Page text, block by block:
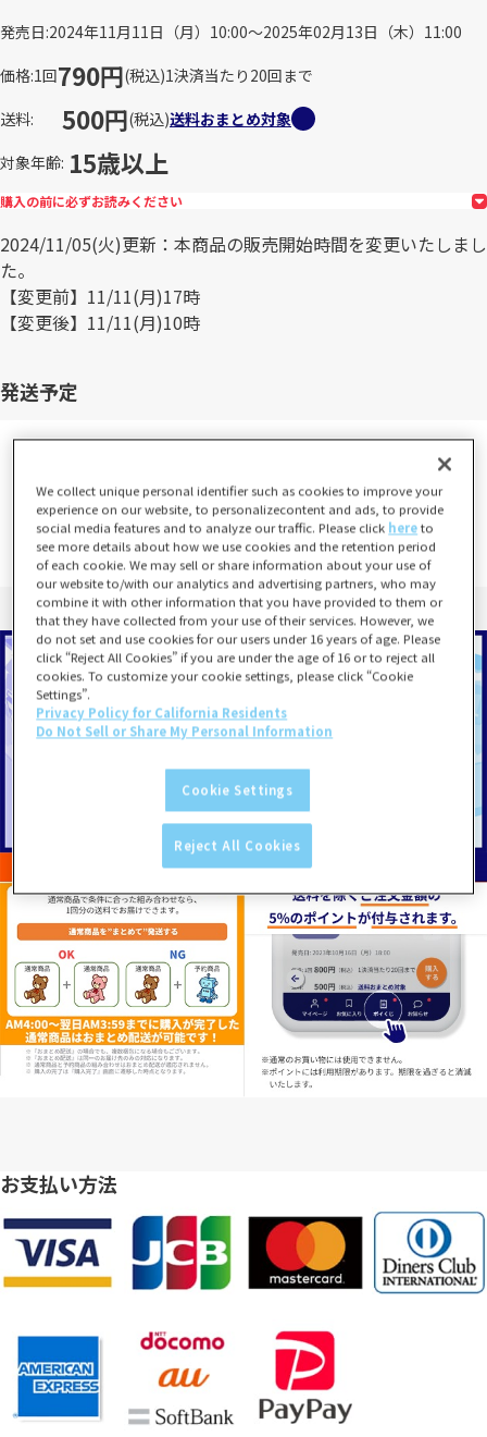
発売日 2024年11月11日（月）10:00～2025年02月13日（木）11:00
価格 1回790円(税込)1決済当たり20回まで
送料
500円(税込)送料おまとめ対象
対象年齢 15歳以上
購入の前に必ずお読みください
2024/11/05(火)更新：本商品の販売開始時間を変更いたしまし
た。
【変更前】11/11(月)17時
【変更後】11/11(月)10時
発送予定
※土日祝日および、年末年始など当社指定休業日は発送業務は行い
ません。
詳しくは、営業日カレンダーをご確認ください。
お支払い方法
We collect unique personal identifier such as cookies to improve your
experience on our website, to personalizecontent and ads, to provide
social media features and to analyze our traffic. Please click hereto
see more details about how we use cookies and the retention period
of each cookie. We may sell or share information about your use of
our website to/with our analytics and advertising partners, who may
combine it with other information that you have provided to them or
that they have collected from your use of their services. However, we
do not set and use cookies for our users under 16 years of age. Please
click “Reject All Cookies” if you are under the age of 16 or to reject all
cookies. To customize your cookie settings, please click “Cookie
Settings”.
Privacy Policy for California Residents
Do Not Sell or Share My Personal Information
Cookie Settings
Reject All Cookies